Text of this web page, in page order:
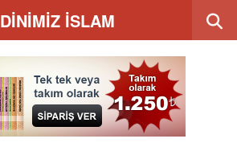
DİNİMİZ İSLAM